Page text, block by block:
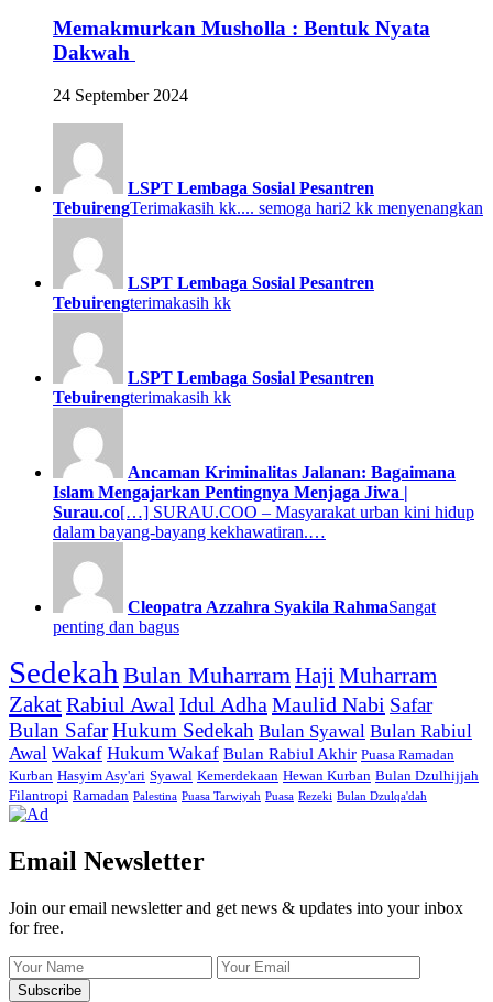
Memakmurkan Musholla : Bentuk Nyata
Dakwah
24 September 2024
LSPT Lembaga Sosial Pesantren
TebuirengTerimakasih kk.... semoga hari2 kk menyenangkan
LSPT Lembaga Sosial Pesantren
Tebuirengterimakasih kk
LSPT Lembaga Sosial Pesantren
Tebuirengterimakasih kk
Ancaman Kriminalitas Jalanan: Bagaimana
Islam Mengajarkan Pentingnya Menjaga Jiwa |
Surau.co[…] SURAU.COO – Masyarakat urban kini hidup
dalam bayang-bayang kekhawatiran.…
Cleopatra Azzahra Syakila RahmaSangat
penting dan bagus
Sedekah Bulan Muharram Haji Muharram
ZakatRabiul Awal Idul Adha Maulid Nabi Safar
Bulan SafarHukum Sedekah Bulan Syawal Bulan Rabiul
Awal Wakaf Hukum Wakaf Bulan Rabiul Akhir Puasa Ramadan
Kurban Hasyim Asy'ari Syawal Kemerdekaan Hewan Kurban Bulan Dzulhijjah
Filantropi Ramadan Palestina Puasa Tarwiyah Puasa Rezeki Bulan Dzulqa'dah
Email Newsletter
Join our email newsletter and get news & updates into your inbox
for free.